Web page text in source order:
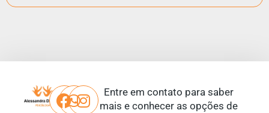
Entre em contato para saber
mais e conhecer as opções de